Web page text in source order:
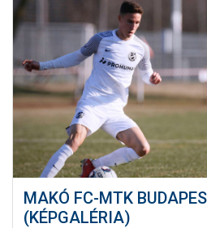
MAKÓ FC-MTK
(KÉPGALÉRIA)